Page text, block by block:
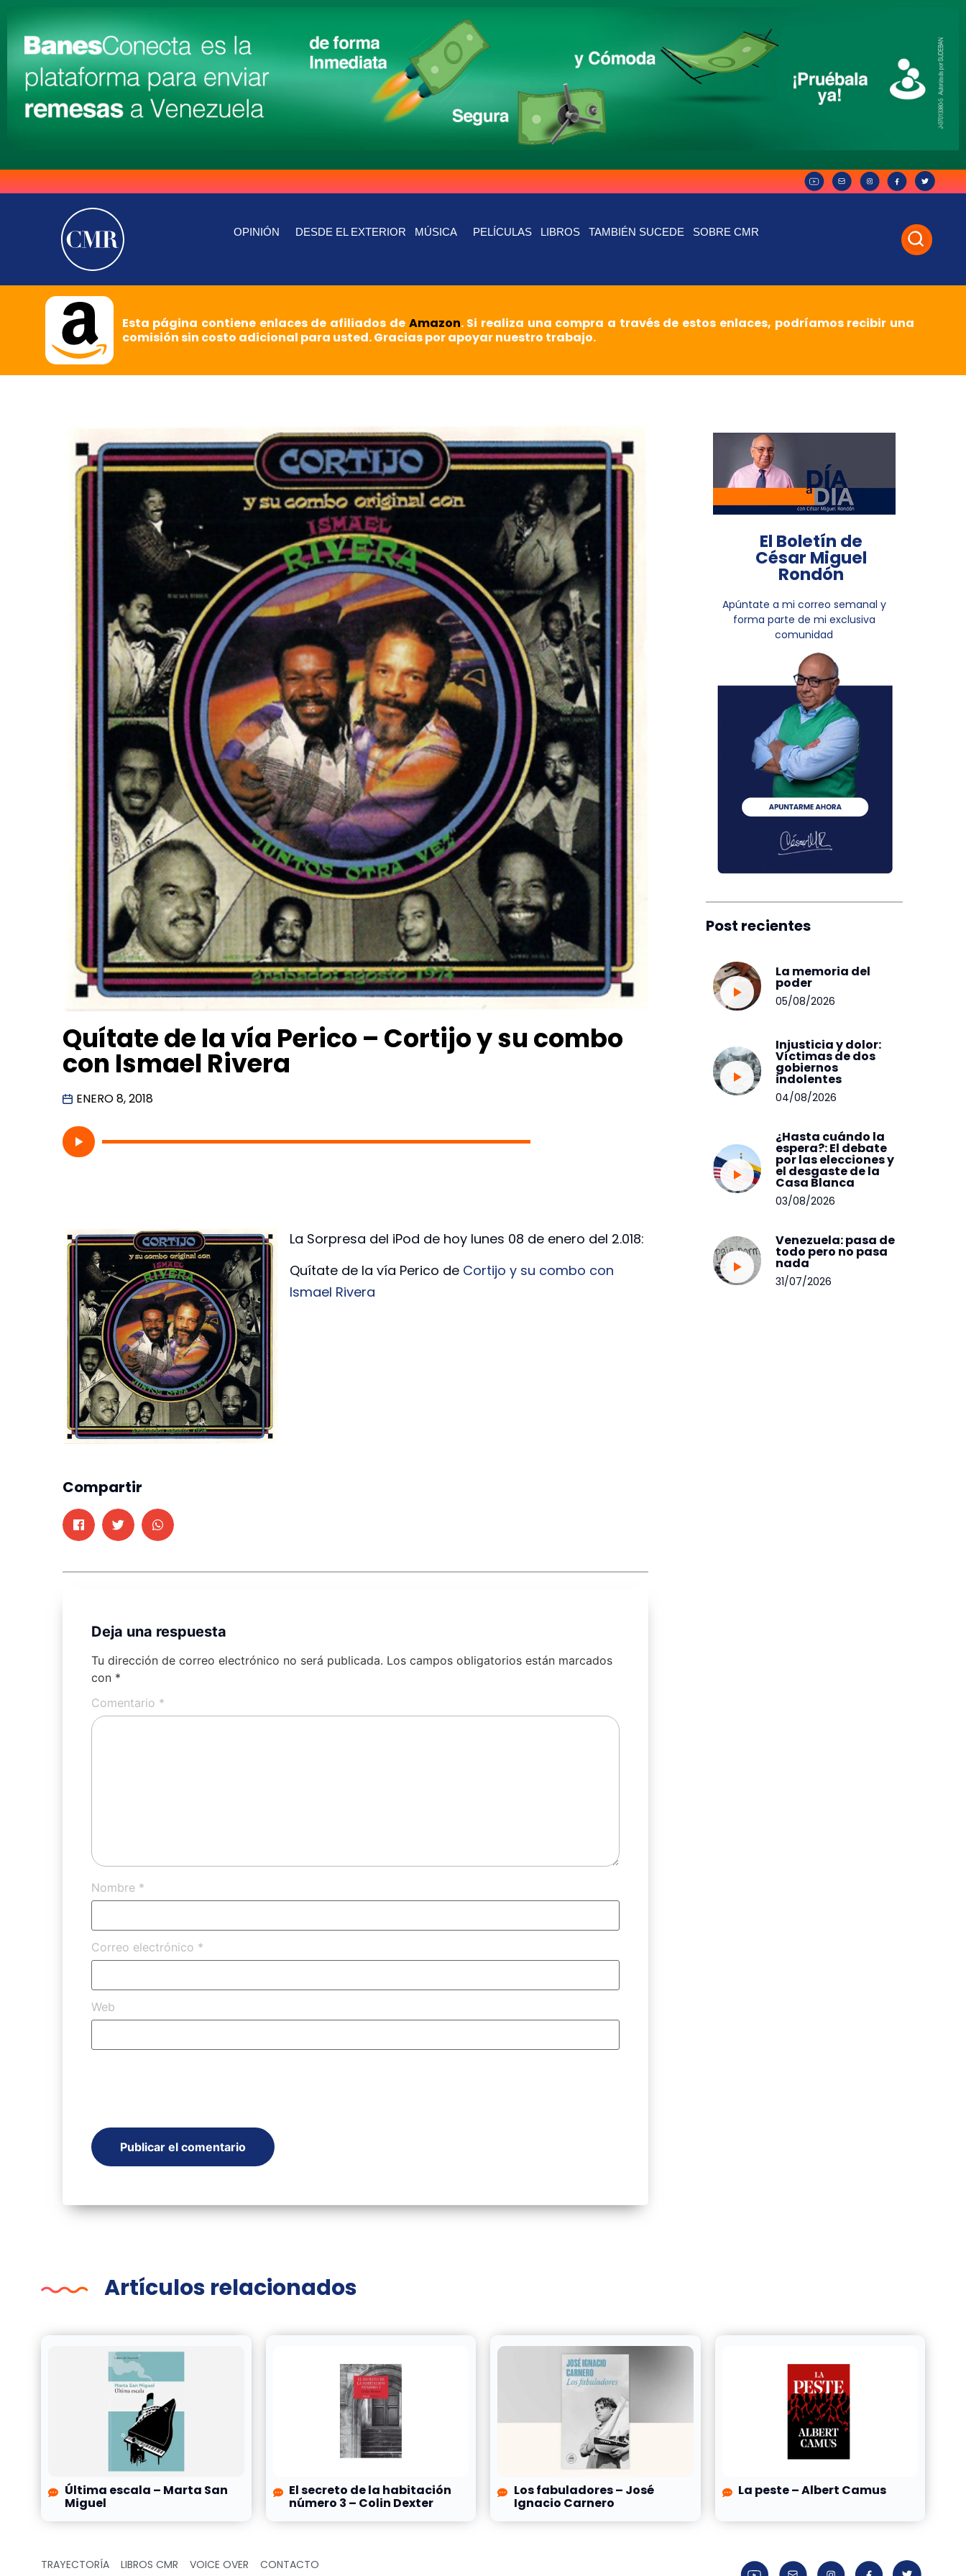
OPINIÓN DESDE EL EXTERIOR MÚSICA PELÍCULAS LIBROS TAMBIÉN SUCEDE SOBRE CMR
Esta página contiene enlaces de afiliados de Amazon. Si realiza una compra a través de estos enlaces, podríamos recibir una
comisión sin costo adicional para usted. Gracias por apoyar nuestro trabajo.
Quítate de la vía Perico – Cortijo y su combo
con Ismael Rivera
ENERO 8, 2018
La Sorpresa del iPod de hoy lunes 08 de enero del 2.018:
Quítate de la vía Perico de Cortijo y su combo con
Ismael Rivera
Compartir
Deja una respuesta
Tu dirección de correo electrónico no será publicada. Los campos obligatorios están marcados
con *
Comentario *
Nombre *
Correo electrónico *
Web
El Boletín de
César Miguel
Rondón
Apúntate a mi correo semanal y
forma parte de mi exclusiva
comunidad
Post recientes
La memoria del
poder
05/08/2026
Injusticia y dolor:
Víctimas de dos
gobiernos
indolentes
04/08/2026
¿Hasta cuándo la
espera?: El debate
por las elecciones y
el desgaste de la
Casa Blanca
03/08/2026
Venezuela: pasa de
todo pero no pasa
nada
31/07/2026
Artículos relacionados
Última escala – Marta San
Miguel
El secreto de la habitación
número 3 – Colin Dexter
Los fabuladores – José
Ignacio Carnero
La peste – Albert Camus
TRAYECTORÍA LIBROS CMR VOICE OVER CONTACTO